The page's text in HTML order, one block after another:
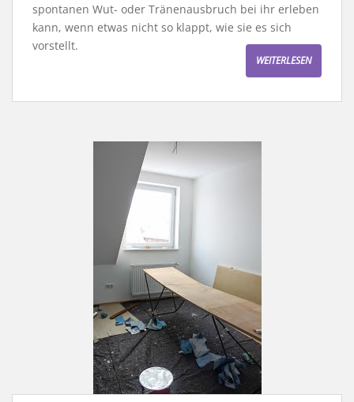
spontanen Wut- oder Tränenausbruch bei ihr erleben
kann, wenn etwas nicht so klappt, wie sie es sich
vorstellt.
WEITERLESEN